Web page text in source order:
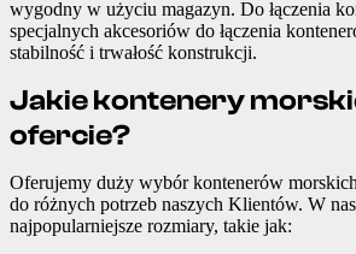
wygodny w użyciu magazyn. Do łączenia
specjalnych akcesoriów do łączenia
stabilność i trwałość konstrukcji.
Jakie kontenery
ofercie?
Oferujemy duży wybór kontenerów
do różnych potrzeb naszych Klientów. W
najpopularniejsze rozmiary, takie jak: